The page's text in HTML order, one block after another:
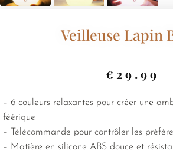
Veilleuse Lapin
€ 29.99
– 6 couleurs relaxantes pour créer une
féérique
– Télécommande pour contrôler les
– Matière en silicone ABS douce et